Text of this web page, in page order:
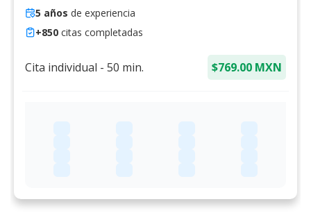
5 años de experiencia
+850 citas completadas
Cita individual - 50 min. $769.00 MXN